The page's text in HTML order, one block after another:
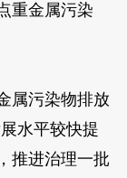
重金属污染
属污染物排放
水平较快提
推进治理一批